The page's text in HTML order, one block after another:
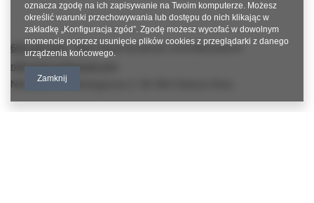
600 267 814
https://www.facebook.com/nitkowelove
nitkowelove@gmail.com
NitkoweLove
oznacza zgodę na ich zapisywanie na Twoim komputerze. Możesz
określić warunki przechowywania lub dostępu do nich klikając w
zakładkę „Konfiguracja zgód”. Zgodę możesz wycofać w dowolnym
momencie poprzez usunięcie plików cookies z przeglądarki z danego
urządzenia końcowego.
Zamknij